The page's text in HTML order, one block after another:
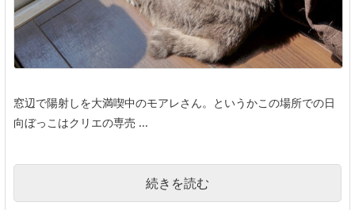
窓辺で陽射しを大満喫中のモアレさん。というかこの場所での日
向ぼっこはクリエの専売 ...
続きを読む